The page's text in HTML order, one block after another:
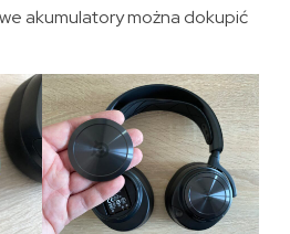
akumulatory można dokupić